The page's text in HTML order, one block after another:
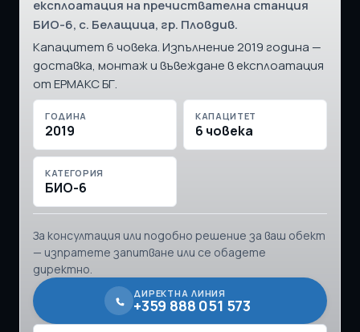
експлоатация на пречиствателна станция
БИО-6, с. Белащица, гр. Пловдив.
Капацитет 6 човека. Изпълнение 2019 година —
доставка, монтаж и въвеждане в експлоатация
от ЕРМАКС БГ.
ГОДИНА
2019
КАПАЦИТЕТ
6 човека
КАТЕГОРИЯ
БИО-6
За консултация или подобно решение за ваш обект
— изпратете запитване или се обадете
директно.
ДИРЕКТНА ЛИНИЯ
+359 888 051 573